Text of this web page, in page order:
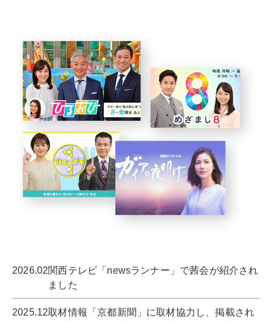
2026.02関西テレビ「newsランナー」で茜会が紹介され
ました
2025.12取材情報「京都新聞」に取材協力し、掲載され